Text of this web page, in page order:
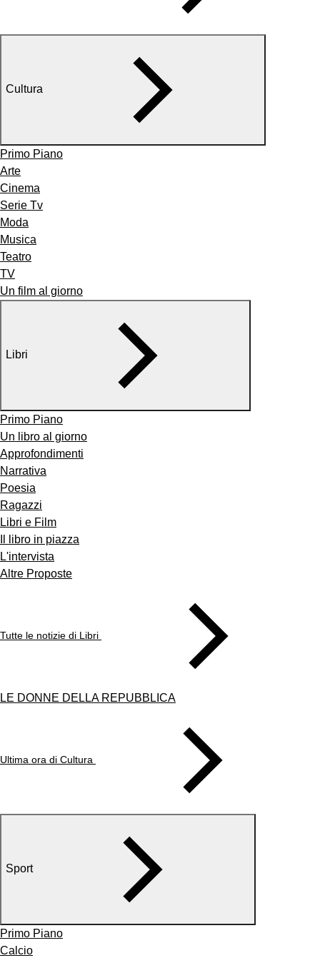
Cultura
Primo Piano
Arte
Cinema
Serie Tv
Moda
Musica
Teatro
TV
Un film al giorno
Libri
Primo Piano
Un libro al giorno
Approfondimenti
Narrativa
Poesia
Ragazzi
Libri e Film
Il libro in piazza
L'intervista
Altre Proposte
Tutte le notizie di Libri
LE DONNE DELLA REPUBBLICA
Ultima ora di Cultura
Sport
Primo Piano
Calcio